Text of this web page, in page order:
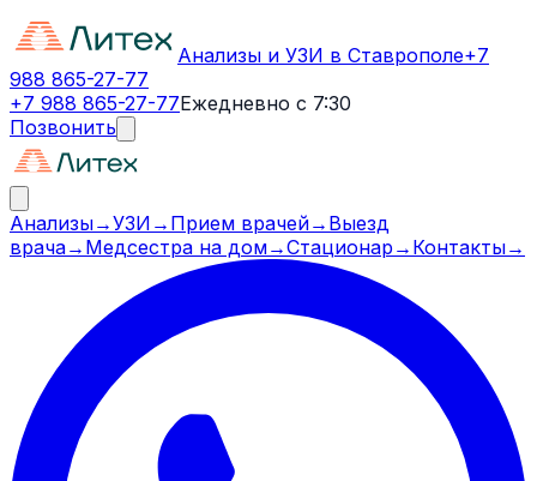
Анализы и УЗИ в Ставрополе+7
988 865-27-77
+7 988 865-27-77Ежедневно с 7:30
Позвонить
Анализы→УЗИ → Прием врачей→ Выезд
врача→ Медсестра на дом→Стационар → Контакты→